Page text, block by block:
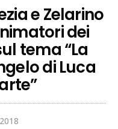
e Zelarino
dei
tema “La
di Luca